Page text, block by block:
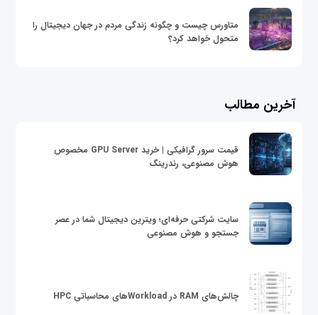
متاورس چیست و چگونه زندگی مردم در جهان دیجیتال را
متحول خواهد کرد؟
آخرین مطالب
قیمت سرور گرافیکی | خرید GPU Server مخصوص
هوش مصنوعی، رندرینگ
سایت شرکتی حرفه‌ای؛ ویترین دیجیتال شما در عصر
جستجو و هوش مصنوعی
چالش‌های RAM در Workloadهای محاسباتی HPC